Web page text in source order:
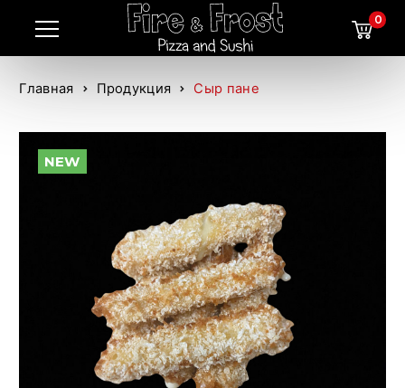
0
Главная Продукция Сыр пане
NEW